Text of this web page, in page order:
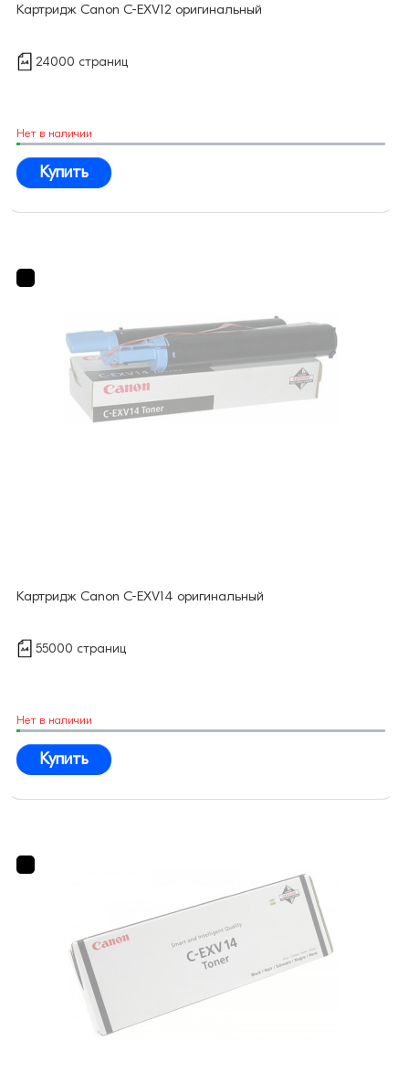
Картридж Canon C-EXV12 оригинальный
24000 страниц
Нет в наличии
Купить
Картридж Canon C-EXV14 оригинальный
55000 страниц
Нет в наличии
Купить